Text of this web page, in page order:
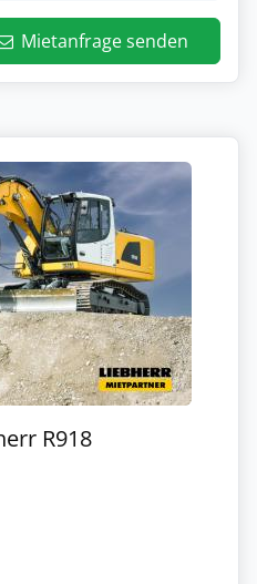
Mietanfrage senden
R918